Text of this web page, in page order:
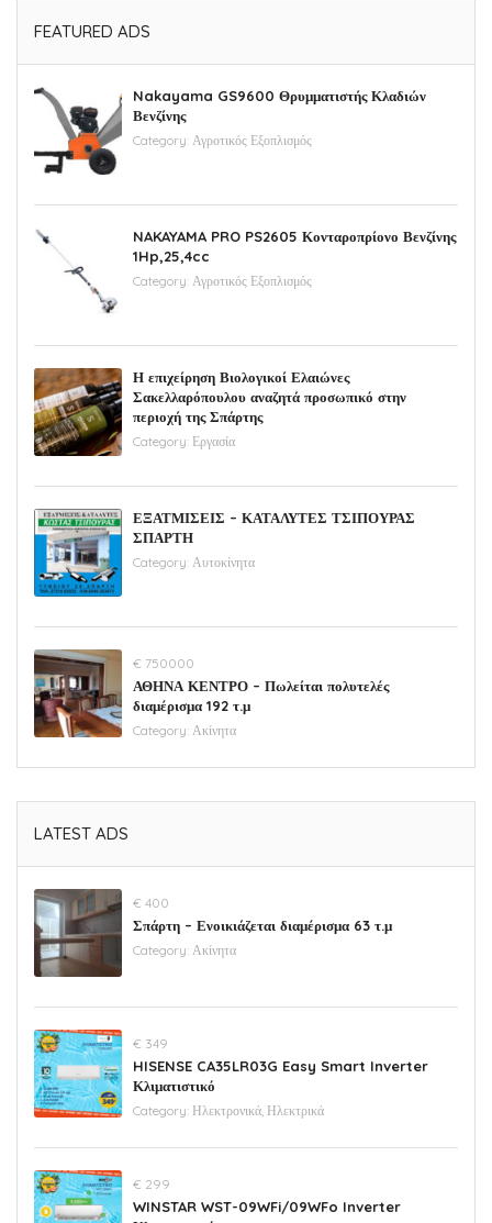
FEATURED ADS
Nakayama GS9600 Θρυμματιστής Κλαδιών
Βενζίνης
Category: Αγροτικός Εξοπλισμός
NAKAYAMA PRO PS2605 Κονταροπρίονο Βενζίνης
1Hp,25,4cc
Category: Αγροτικός Εξοπλισμός
Η επιχείρηση Βιολογικοί Ελαιώνες
Σακελλαρόπουλου αναζητά προσωπικό στην
περιοχή της Σπάρτης
Category: Εργασία
ΕΞΑΤΜΙΣΕΙΣ – ΚΑΤΑΛΥΤΕΣ ΤΣΙΠΟΥΡΑΣ
ΣΠΑΡΤΗ
Category: Αυτοκίνητα
€ 750000
ΑΘΗΝΑ ΚΕΝΤΡΟ – Πωλείται πολυτελές
διαμέρισμα 192 τ.μ
Category: Ακίνητα
LATEST ADS
€ 400
Σπάρτη – Ενοικιάζεται διαμέρισμα 63 τ.μ
Category: Ακίνητα
€ 349
HISENSE CA35LR03G Easy Smart Inverter
Κλιματιστικό
Category: Ηλεκτρονικά, Ηλεκτρικά
€ 299
WINSTAR WST-09WFi/09WFo Inverter